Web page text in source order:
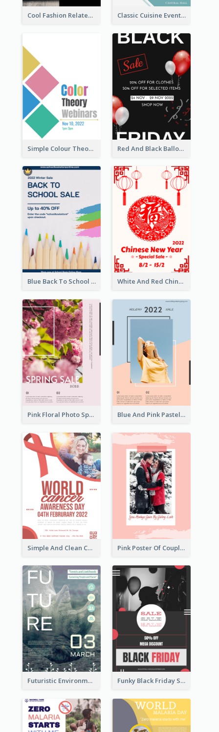
Cool Fashion Related Poster In Strong Colour Combinations Classic Cuisine Event Poster With Details
Simple Colour Theory Poster With Details Red And Black Balloon Black Friday Sale Poster
Blue Back To School Online Shop Poster White And Red Chinese New Year Sale Poster
Pink Floral Photo Spring Sale Poster Blue And Pink Pastel Minimal Sale Poster
Simple And Clean Coral Ribbon Poster Design Idea Pink Poster Of Couple
Futuristic Environmentally Friendly Messages Poster Design Funky Black Friday Sale Poster Design Template